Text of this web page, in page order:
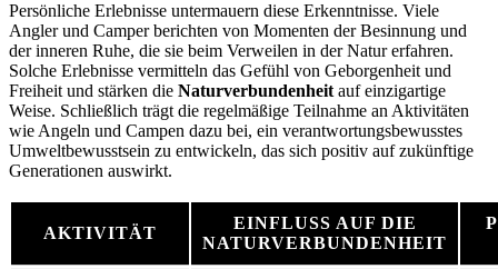
Persönliche Erlebnisse untermauern diese Erkenntnisse. Viele
Angler und Camper berichten von Momenten der Besinnung und
der inneren Ruhe, die sie beim Verweilen in der Natur erfahren.
Solche Erlebnisse vermitteln das Gefühl von Geborgenheit und
Freiheit und stärken die Naturverbundenheit auf einzigartige
Weise. Schließlich trägt die regelmäßige Teilnahme an Aktivitäten
wie Angeln und Campen dazu bei, ein verantwortungsbewusstes
Umweltbewusstsein zu entwickeln, das sich positiv auf zukünftige
Generationen auswirkt.
AKTIVITÄT
EINFLUSS AUF DIE
NATURVERBUNDENHEIT